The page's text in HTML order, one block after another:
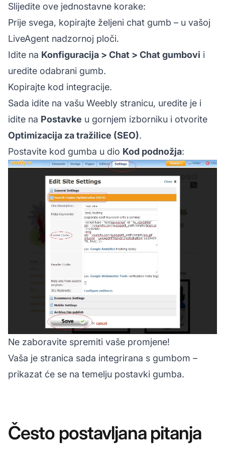
Slijedite ove jednostavne korake:
Prije svega, kopirajte željeni chat gumb – u vašoj
LiveAgent nadzornoj ploči.
Idite na Konfiguracija > Chat > Chat gumbovi i
uredite odabrani gumb.
Kopirajte kod integracije.
Sada idite na vašu Weebly stranicu, uredite je i
idite na Postavke u gornjem izborniku i otvorite
Optimizacija za tražilice (SEO).
Postavite kod gumba u dio Kod podnožja:
Ne zaboravite spremiti vaše promjene!
Vaša je stranica sada integrirana s gumbom –
prikazat će se na temelju postavki gumba.
Često postavljana pitanja